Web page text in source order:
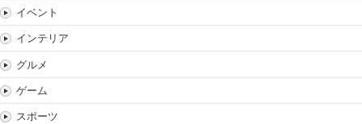
イベント
インテリア
グルメ
ゲーム
スポーツ